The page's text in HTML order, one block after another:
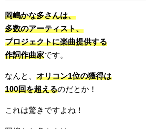
岡嶋かな多さんは、
多数のアーティスト、
プロジェクトに楽曲提供する
作詞作曲家です。
なんと、 オリコン1位の獲得は
100回を超えるのだとか！
これは驚きですよね！